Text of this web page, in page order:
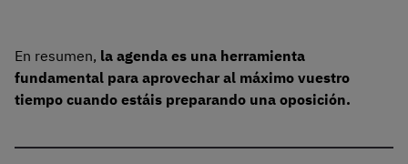
En resumen, la agenda es una herramienta
fundamental para aprovechar al máximo vuestro
tiempo cuando estáis preparando una oposición.